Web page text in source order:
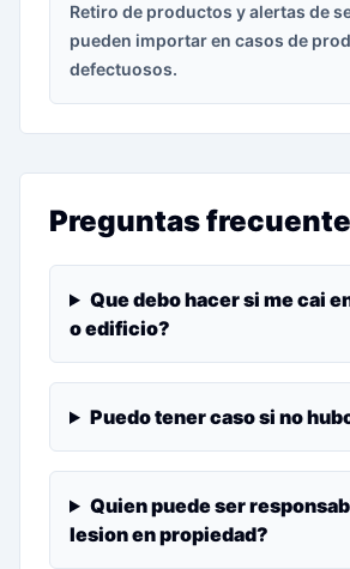
Retiro de productos y alertas de
pueden importar en casos de
defectuosos.
Preguntas
Que debo hacer si me cai
o edificio?
Puedo tener caso si no
Quien puede ser
lesion en propiedad?